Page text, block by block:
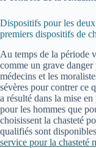
Dispositifs pour les
premiers dispositifs de
Au temps de la période
comme un grave
médecins et les
sévères pour contrer ce
a résulté dans la mise
pour les hommes que
choisissent la chasteté
qualifiés sont
service pour la chasteté